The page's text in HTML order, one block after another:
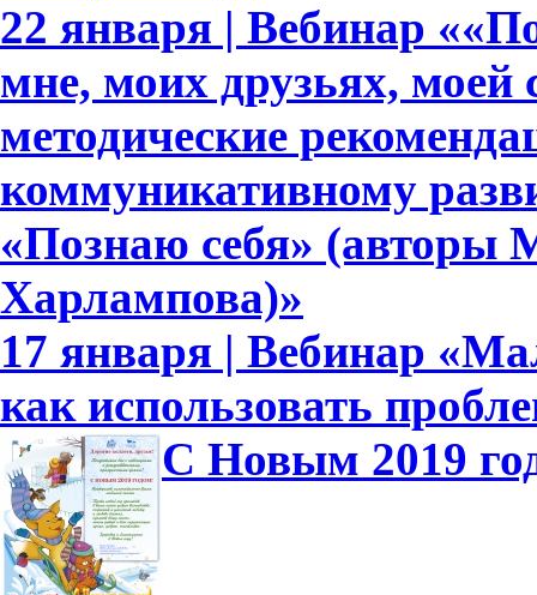
22 января | Вебинар
мне, моих друзьях, моей
методические
коммуникативному
«Познаю себя» (авторы
Харлампова)»
17 января | Вебинар
как использовать
С Новым 2019